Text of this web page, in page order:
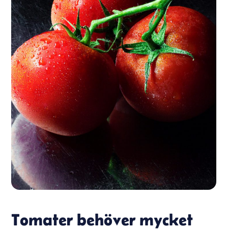
Tomater behöver mycket